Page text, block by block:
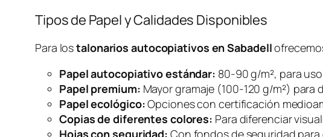
Tipos de Papel y Calidades Disponibles
Para lostalonarios autocopiativos en Sabadell
Papel autocopiativo estándar: 80-90 g/m², para
Papel premium: Mayor gramaje (100-120 g/m²)
Papel ecológico:Opciones con certificación
Copias de diferentes colores: Para diferenciar
Hojas con seguridad: Con fondos de seguridad